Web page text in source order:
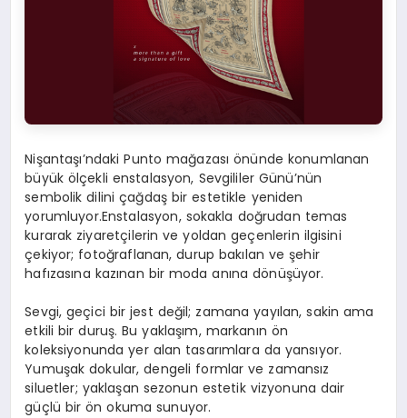
Nişantaşı’ndaki Punto mağazası önünde konumlanan
büyük ölçekli enstalasyon, Sevgililer Günü’nün
sembolik dilini çağdaş bir estetikle yeniden
yorumluyor.Enstalasyon, sokakla doğrudan temas
kurarak ziyaretçilerin ve yoldan geçenlerin ilgisini
çekiyor; fotoğraflanan, durup bakılan ve şehir
hafızasına kazınan bir moda anına dönüşüyor.
Sevgi, geçici bir jest değil; zamana yayılan, sakin ama
etkili bir duruş. Bu yaklaşım, markanın ön
koleksiyonunda yer alan tasarımlara da yansıyor.
Yumuşak dokular, dengeli formlar ve zamansız
siluetler; yaklaşan sezonun estetik vizyonuna dair
güçlü bir ön okuma sunuyor.